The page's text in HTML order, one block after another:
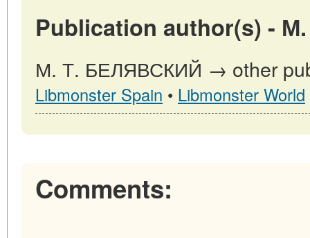
Publication author(s) -
М. Т. БЕЛЯВСКИЙ → other
Libmonster Spain • Libmonster World
Comments: